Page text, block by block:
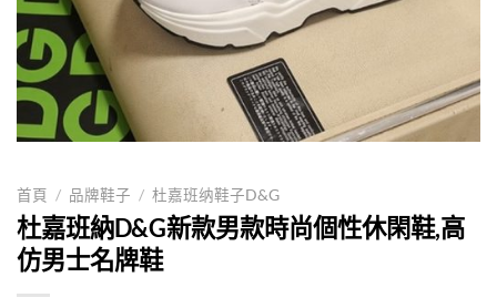
首頁 / 品牌鞋子 / 杜嘉班纳鞋子D&G
杜嘉班納D&G新款男款時尚個性休閑鞋,高
仿男士名牌鞋